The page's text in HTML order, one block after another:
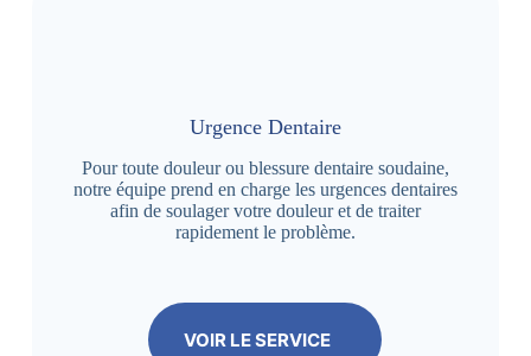
Urgence Dentaire
Pour toute douleur ou blessure dentaire soudaine,
notre équipe prend en charge les urgences dentaires
afin de soulager votre douleur et de traiter
rapidement le problème.
VOIR LE SERVICE